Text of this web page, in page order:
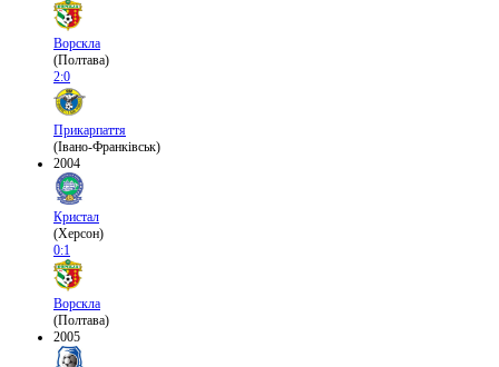
Ворскла
(Полтава)
2:0
Прикарпаття
(Івано-Франківськ)
2004
Кристал
(Херсон)
0:1
Ворскла
(Полтава)
2005